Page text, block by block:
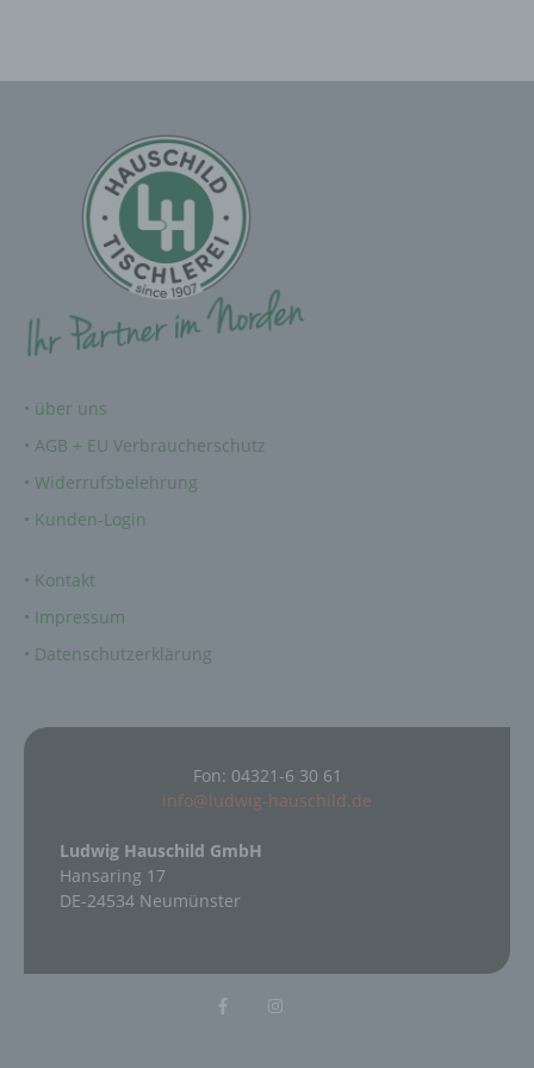
• über uns
• AGB + EU Verbraucherschutz
• Widerrufsbelehrung
• Kunden-Login
• Kontakt
• Impressum
• Datenschutzerklärung
Fon: 04321-6 30 61
info@ludwig-hauschild.de
Ludwig Hauschild GmbH
Hansaring 17
DE-24534 Neumünster
personenbezogene Daten von dem für die
Verarbeitung Verantwortlichen verarbeitet
werden.
c) Verarbeitung
Verarbeitung ist jeder mit oder ohne Hilfe
automatisierter Verfahren ausgeführte Vorgang
oder jede solche Vorgangsreihe im
Auslesen, das Abfragen, die Verwendung, die
oder eine andere Form der Bereitstellung, den
Abgleich oder die Verknüpfung, die
Einschränkung, das Löschen oder die
Vernichtung.
Einschränkung der Verarbeitung ist die
e) Profiling
Verarbeitung personenbezogener Daten, die
darin besteht, dass diese personenbezogenen
Daten verwendet werden, um bestimmte
persönliche Aspekte, die sich auf eine
Interessen, Zuverlässigkeit, Verhalten,